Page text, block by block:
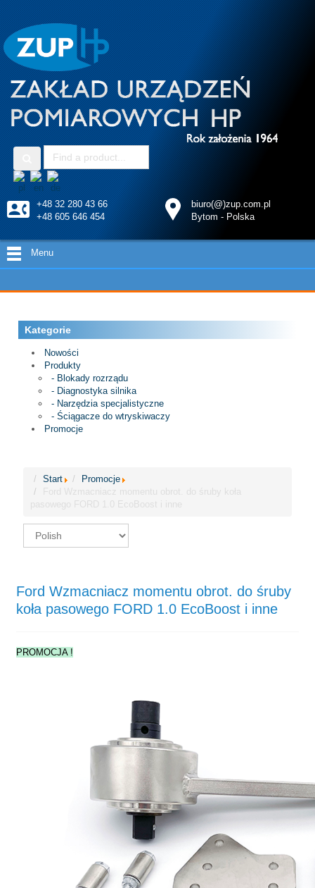
+48 32 280 43 66
+48 605 646 454
biuro(@)zup.com.pl
Bytom - Polska
Menu
Kategorie
Nowości
Produkty
- Blokady rozrządu
- Diagnostyka silnika
- Narzędzia specjalistyczne
- Ściągacze do wtryskiwaczy
Promocje
Start
Promocje
Ford Wzmacniacz momentu obrot. do śruby koła
pasowego FORD 1.0 EcoBoost i inne
Ford Wzmacniacz momentu obrot. do śruby
koła pasowego FORD 1.0 EcoBoost i inne
PROMOCJA !